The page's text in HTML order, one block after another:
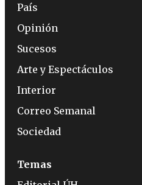
País
Opinión
Sucesos
Arte y Espectáculos
Interior
Correo Semanal
Sociedad
Temas